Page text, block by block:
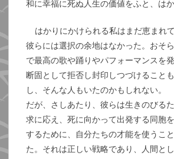
和に幸福に死ぬ人生の価値をふと、はか
はかりにかけられる私はまだ恵まれ
彼らには選択の余地はなかった。おそ
で最高の歌や踊りやパフォーマンスを
断固として拒否し封印しつづけること
し、そんな人もいたのかもしれない。
だが、さしあたり、彼らは生きのびる
求に応え、死に向かって出発する同胞
するために、自分たちの才能を使うこ
た。それは正しい戦略であり、人間と